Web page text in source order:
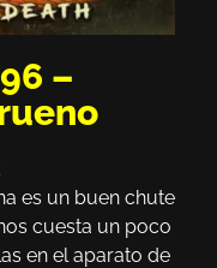
–
es un buen chute
cuesta un poco
en el aparato de